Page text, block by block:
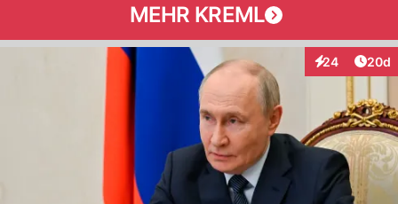
MEHR KREML
24
Interaktionen
20d